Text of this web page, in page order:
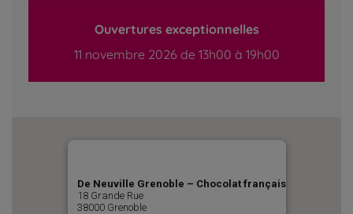
Ouvertures exceptionnelles
11 novembre 2026 de 13h00 à 19h00
De Neuville Grenoble – Chocolat français
18 Grande Rue
38000 Grenoble